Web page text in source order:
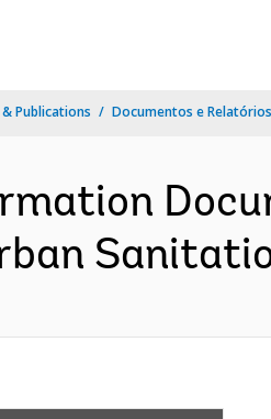
Publications Documentos e Relatórios